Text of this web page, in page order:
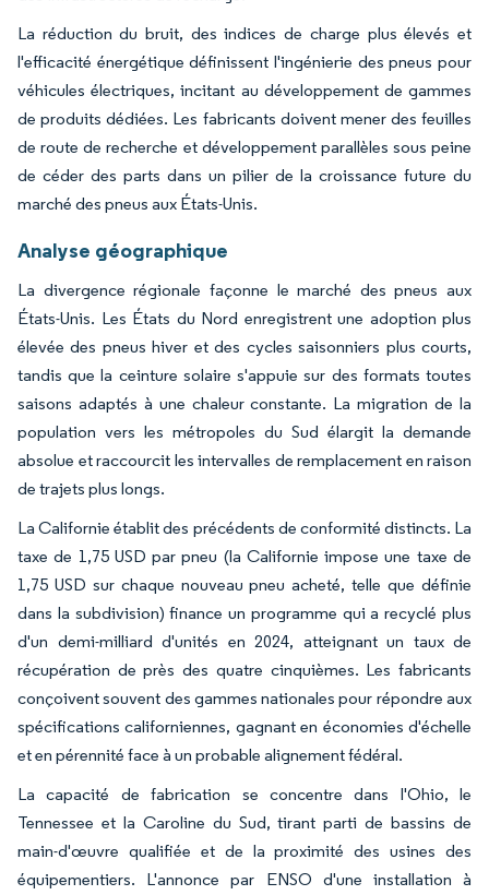
La réduction du bruit, des indices de charge plus élevés et
l'efficacité énergétique définissent l'ingénierie des pneus pour
véhicules électriques, incitant au développement de gammes
de produits dédiées. Les fabricants doivent mener des feuilles
de route de recherche et développement parallèles sous peine
de céder des parts dans un pilier de la croissance future du
marché des pneus aux États-Unis.
Analyse géographique
La divergence régionale façonne le marché des pneus aux
États-Unis. Les États du Nord enregistrent une adoption plus
élevée des pneus hiver et des cycles saisonniers plus courts,
tandis que la ceinture solaire s'appuie sur des formats toutes
saisons adaptés à une chaleur constante. La migration de la
population vers les métropoles du Sud élargit la demande
absolue et raccourcit les intervalles de remplacement en raison
de trajets plus longs.
La Californie établit des précédents de conformité distincts. La
taxe de 1,75 USD par pneu (la Californie impose une taxe de
1,75 USD sur chaque nouveau pneu acheté, telle que définie
dans la subdivision) finance un programme qui a recyclé plus
d'un demi-milliard d'unités en 2024, atteignant un taux de
récupération de près des quatre cinquièmes. Les fabricants
conçoivent souvent des gammes nationales pour répondre aux
spécifications californiennes, gagnant en économies d'échelle
et en pérennité face à un probable alignement fédéral.
La capacité de fabrication se concentre dans l'Ohio, le
Tennessee et la Caroline du Sud, tirant parti de bassins de
main-d'œuvre qualifiée et de la proximité des usines des
équipementiers. L'annonce par ENSO d'une installation à